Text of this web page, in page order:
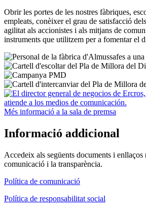
Obrir les portes de les nostres fàbriques,
empleats, conèixer el grau de satisfacció
agilitat als accionistes i als mitjans de
instruments que utilitzem per a fomentar el
Més informació a la sala de premsa
Informació addicional
Accedeix als següents documents i enllaços
comunicació i la transparència.
Política de comunicació
Política de responsabilitat social